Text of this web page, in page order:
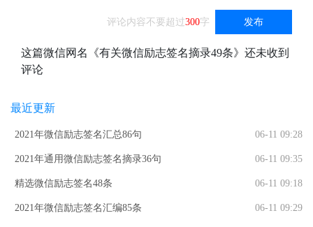
发布
评论内容不要超过300字
这篇微信网名《有关微信励志签名摘录49条》还未收到
评论
最近更新
2021年微信励志签名汇总86句 06-11 09:28
2021年通用微信励志签名摘录36句 06-11 09:35
精选微信励志签名48条 06-11 09:18
2021年微信励志签名汇编85条 06-11 09:29